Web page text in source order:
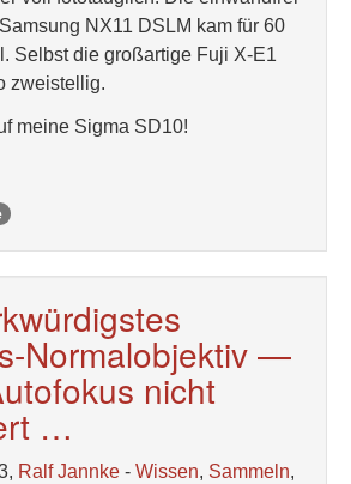
NX11 DSLM kam für 60
Selbst die großartige Fuji X-E1
zweistellig.
meine Sigma SD10!
Normalobjektiv —
nicht
…
Ralf Jannke - Wissen, Sammeln,